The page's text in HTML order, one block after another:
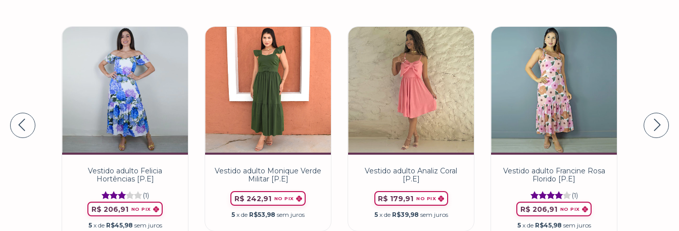
Vestido adulto Felicia
Hortências [P.E]
(1)
R$ 206,91 NO PIX
5 x de R$45,98 sem juros
Vestido adulto Monique Verde
Militar [P.E]
R$ 242,91 NO PIX
5 x de R$53,98 sem juros
Vestido adulto Analiz Coral
[P.E]
R$ 179,91 NO PIX
5 x de R$39,98 sem juros
Vestido adulto Francine Rosa
Florido [P.E]
(1)
R$ 206,91 NO PIX
5 x de R$45,98 sem juros